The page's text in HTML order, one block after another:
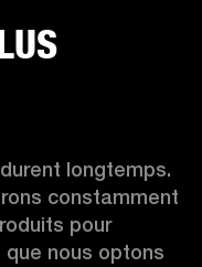
longtemps.
constamment
pour
que nous optons